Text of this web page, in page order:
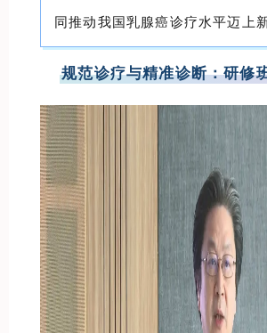
同推动我国乳腺癌诊疗水平迈上
规范诊疗与精准诊断：研修